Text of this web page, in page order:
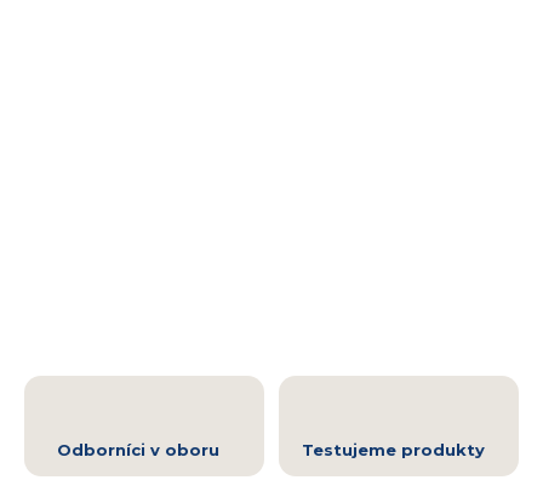
Odborníci v oboru Testujeme produkty